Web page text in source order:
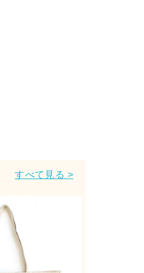
すべて見る >